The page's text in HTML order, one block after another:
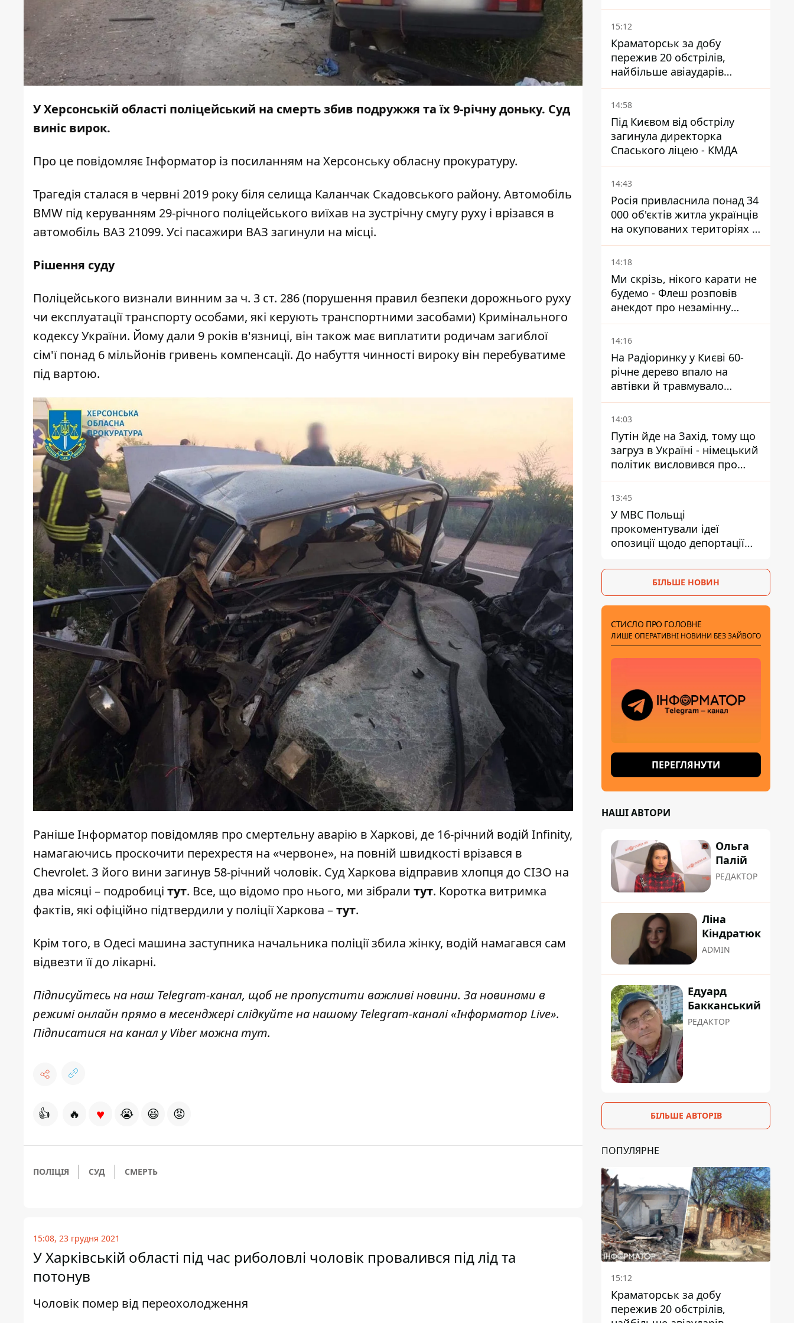
У Херсонській області поліцейський на смерть збив подружжя та їх 9-річну доньку. Суд
виніс вирок.
Про це повідомляє Інформатор із посиланням на Херсонську обласну прокуратуру.
Трагедія сталася в червні 2019 року біля селища Каланчак Скадовського району. Автомобіль
BMW під керуванням 29-річного поліцейського виїхав на зустрічну смугу руху і врізався в
автомобіль ВАЗ 21099. Усі пасажири ВАЗ загинули на місці.
Рішення суду
Поліцейського визнали винним за ч. 3 ст. 286 (порушення правил безпеки дорожнього руху
чи експлуатації транспорту особами, які керують транспортними засобами) Кримінального
кодексу України. Йому дали 9 років в'язниці, він також має виплатити родичам загиблої
сім'ї понад 6 мільйонів гривень компенсації. До набуття чинності вироку він перебуватиме
під вартою.
РанішеІнформатор повідомляв про смертельну аварію в Харкові, де 16-річний водій Infinity,
намагаючись проскочити перехрестя на «червоне», на повній швидкості врізався в
Chevrolet. З його вини загинув 58-річний чоловік. Суд Харкова відправив хлопця до СІЗО на
два місяці – подробиці тут. Все, що відомо про нього, ми зібрали тут. Коротка витримка
фактів, які офіційно підтвердили у поліції Харкова –тут.
Крім того, в Одесі машина заступника начальника поліції збила жінку, водій намагався сам
відвезти її до лікарні.
Підписуйтесь на наш Telegram-канал, щоб не пропустити важливі новини. За новинами в
режимі онлайн прямо в месенджері слідкуйте на нашому Telegram-каналі «Інформатор Live».
Підписатися на канал у Viber можнатут.
👍 🔥 ♥ 😭 😆 😡
ПОЛІЦІЯ СУД СМЕРТЬ
15:08, 23 грудня 2021
У Харківській області під час риболовлі чоловік провалився під лід та
потонув
Чоловік помер від переохолодження
15:12
Краматорськ за добу
пережив 20 обстрілів,
найбільше авіаударів
КАБ-250
14:58
Під Києвом від обстрілу
загинула директорка
Спаського ліцею - КМДА
14:43
Росія привласнила понад 34
000 об'єктів житла українців
на окупованих територіях -
розслідування BBC
14:18
Ми скрізь, нікого карати не
будемо - Флеш розповів
анекдот про незамінну
роботу зв’язківців на фронті
14:16
На Радіоринку у Києві 60-
річне дерево впало на
автівки й травмувало
людину - подробиці
14:03
Путін йде на Захід, тому що
загруз в Україні - німецький
політик висловився про
плани РФ
13:45
У МВС Польщі
прокоментували ідеї
опозиції щодо депортації
абсурд і популізм
БІЛЬШЕ НОВИН
СТИСЛО ПРО ГОЛОВНЕ
ЛИШЕ ОПЕРАТИВНІ НОВИНИ БЕЗ ЗАЙВОГО
ПЕРЕГЛЯНУТИ
НАШІ АВТОРИ
Ольга
Палій
РЕДАКТОР
Ліна
Кіндратюк
ADMIN
Едуард
Бакканський
РЕДАКТОР
БІЛЬШЕ АВТОРІВ
ПОПУЛЯРНЕ
15:12
Краматорськ за добу
пережив 20 обстрілів,